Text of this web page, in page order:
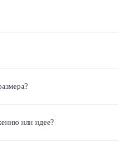
или идее?